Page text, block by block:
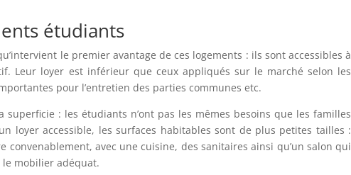
étudiants
le premier avantage de ces logements : ils sont accessibles à
Leur loyer est inférieur que ceux appliqués sur le marché selon les
pour l’entretien des parties communes etc.
superficie : les étudiants n’ont pas les mêmes besoins que les familles
loyer accessible, les surfaces habitables sont de plus petites tailles :
avec une cuisine, des sanitaires ainsi qu’un salon qui
mobilier adéquat.